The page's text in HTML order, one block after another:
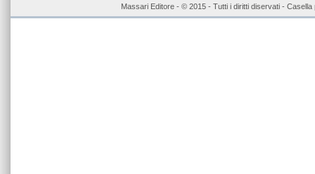
Massari Editore - © 2015 - Tutti i diritti diservati -